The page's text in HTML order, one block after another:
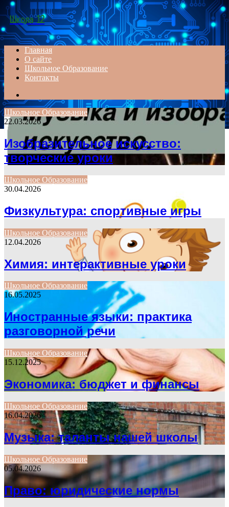
Menu
Школа 12
Главная
О сайте
Школьное Образование
Контакты
for
Школьное Образование
22.03.2026
Изобразительное искусство:
творческие уроки
Школьное Образование
30.04.2026
Физкультура: спортивные игры
Школьное Образование
12.04.2026
Химия: интерактивные уроки
Школьное Образование
16.05.2025
Иностранные языки: практика
разговорной речи
Школьное Образование
15.12.2025
Экономика: бюджет и финансы
Школьное Образование
16.04.2026
Музыка: таланты нашей школы
Школьное Образование
05.04.2026
Право: юридические нормы